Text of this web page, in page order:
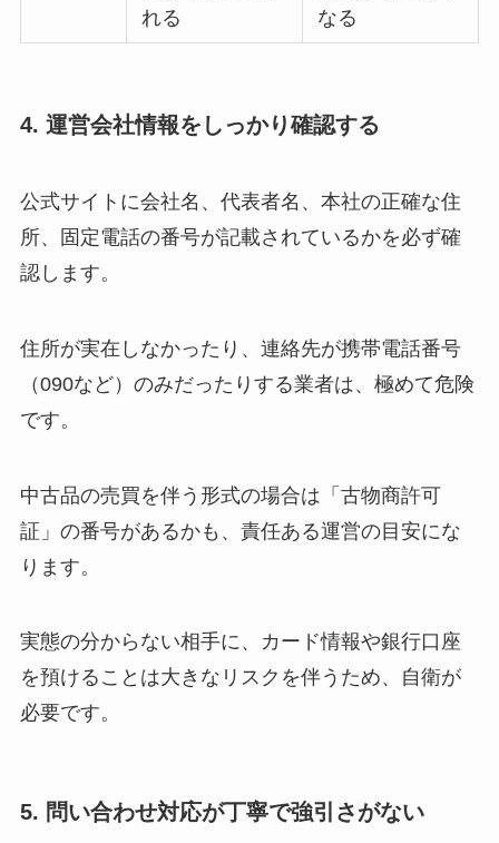
れる
なる
4. 運営会社情報をしっかり確認する
公式サイトに会社名、代表者名、本社の正確な住
所、固定電話の番号が記載されているかを必ず確
認します。
住所が実在しなかったり、連絡先が携帯電話番号
（090など）のみだったりする業者は、極めて危険
です。
中古品の売買を伴う形式の場合は「古物商許可
証」の番号があるかも、責任ある運営の目安にな
ります。
実態の分からない相手に、カード情報や銀行口座
を預けることは大きなリスクを伴うため、自衛が
必要です。
5. 問い合わせ対応が丁寧で強引さがない